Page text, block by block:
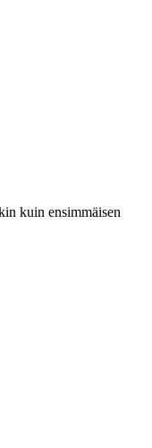
kuin ensimmäisen